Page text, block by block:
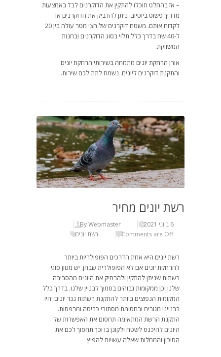
– אז בהחלט תוכלו להתקין את הדוקרנים לבד באמצעות
מדריך פשוט ביוטיוב. ניתן להדביק את הדוקרנים או
לקדוח אותם. משטח דוקרנים של חצי מטר עולה בין 20
ל-40 שח בדרך כלל תלוי בסוג הדוקרנים ובחנות
המשווקת.
אורן הרחקת יונים מתמחה בשירותי הרחקת יונים
והתקנת דוקרנים ליונים. נשמח לתת לכם שירות.
רשת יונים מחיר
6 ביוני 2021
By Webmaster
Comments are Off
רשת יונים
רשת יונים היא אחת הדרכים הפופולריות ביותר
להרחקת יונים אם לא הפופולרית שבהן. יש מגוון סוגי
רשתות שניתן להתקין ולהרחיק את היונים מהסביבה
שלנו וכן ממקומות גבוהים בסמוך לבניין שלנו. בדרך כלל
המקומות הנפוצים ביותר להתקנת רשתות נגד יונים יהיו
בבנייני מגורים ובחסימת מסתורי כביסה ומרפסות.
התקנת הרשת המתאימה תחסום את האפשרות של
היונים להיכנס לשטח ולקונן בו וכך תחסוך לכם את
הסיכון והמחלות שאלה עשויות להפיץ.